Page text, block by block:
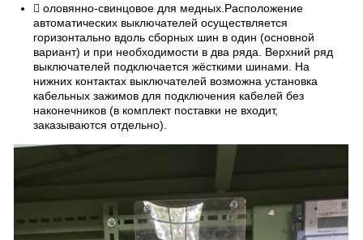
 оловянно-свинцовое для медных.Расположение
автоматических выключателей осуществляется
горизонтально вдоль сборных шин в один (основной
вариант) и при необходимости в два ряда. Верхний ряд
выключателей подключается жёсткими шинами. На
нижних контактах выключателей возможна установка
кабельных зажимов для подключения кабелей без
наконечников (в комплект поставки не входит,
заказываются отдельно).